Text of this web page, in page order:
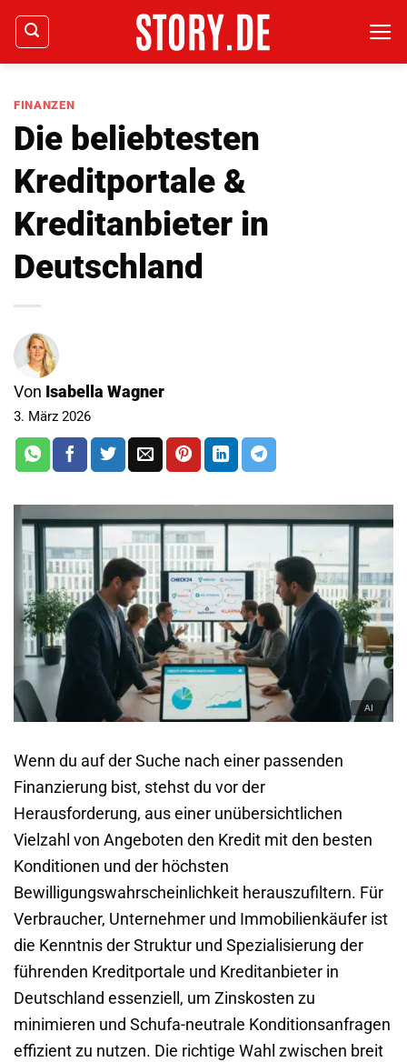
Zum
Inhalt
springen
FINANZEN
Die beliebtesten
Kreditportale &
Kreditanbieter in
Deutschland
Von Isabella Wagner
3. März 2026
Wenn du auf der Suche nach einer passenden
Finanzierung bist, stehst du vor der
Herausforderung, aus einer unübersichtlichen
Vielzahl von Angeboten den Kredit mit den besten
Konditionen und der höchsten
Bewilligungswahrscheinlichkeit herauszufiltern. Für
Verbraucher, Unternehmer und Immobilienkäufer ist
die Kenntnis der Struktur und Spezialisierung der
führenden Kreditportale und Kreditanbieter in
Deutschland essenziell, um Zinskosten zu
minimieren und Schufa-neutrale Konditionsanfragen
effizient zu nutzen. Die richtige Wahl zwischen breit